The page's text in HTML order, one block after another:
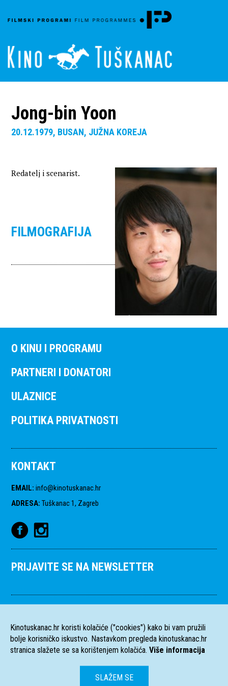
Jong-bin Yoon
20.12.1979, BUSAN, JUŽNA KOREJA
Redatelj i scenarist.
FILMOGRAFIJA
O KINU I PROGRAMU
PARTNERI I DONATORI
ULAZNICE
POLITIKA PRIVATNOSTI
KONTAKT
EMAIL: info@kinotuskanac.hr
ADRESA: Tuškanac 1, Zagreb
PRIJAVITE SE NA NEWSLETTER
Kinotuskanac.hr koristi kolačiće ("cookies") kako bi vam pružili
bolje korisničko iskustvo. Nastavkom pregleda kinotuskanac.hr
stranica slažete se sa korištenjem kolačića. Više informacija
SLAŽEM SE